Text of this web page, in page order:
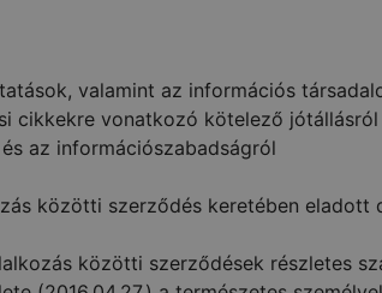
valamint az információs
cikkekre vonatkozó kötelező jótállásról
az információszabadságról
közötti szerződés keretében
közötti szerződések részletes